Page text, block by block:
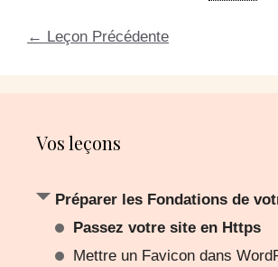
← Leçon Précédente
Vos leçons
Préparer les Fondations de
Passez votre site en Https
Mettre un Favicon dans